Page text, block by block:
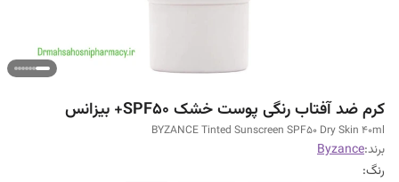
کرم ضد آفتاب رنگی پوست خشک SPF50+ بیزانس
BYZANCE Tinted Sunscreen SPF50 Dry Skin 40ml
برند:Byzance
رنگ: